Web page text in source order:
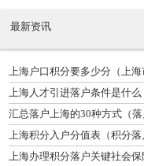
最新资讯
上海户口积分要多少分（上海
上海人才引进落户条件是什么
汇总落户上海的30种方式（落
上海积分入户分值表（积分落
上海办理积分落户关键社会